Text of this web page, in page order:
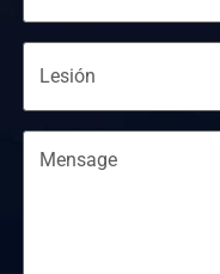
Injury
Message